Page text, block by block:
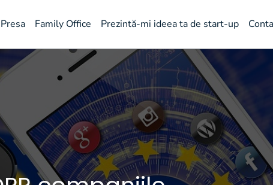
Family Office Prezintă-mi ideea ta de start-up